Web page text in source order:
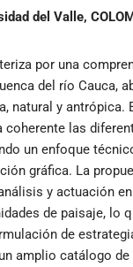
del Valle,
por una
del río Cauca,
natural y antrópica.
coherente las
un enfoque
gráfica. La
y actuación
de paisaje, lo
de
amplio catálogo